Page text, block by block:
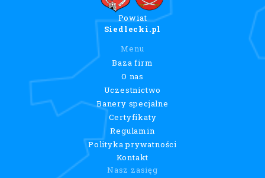
Powiat
Siedlecki.pl
Menu
Baza firm
O nas
Uczestnictwo
Banery specjalne
Certyfikaty
Regulamin
Polityka prywatności
Kontakt
Nasz zasięg